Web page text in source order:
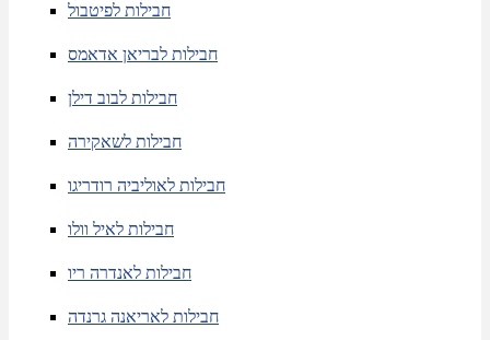
חבילות לפיטבול
חבילות לבריאן אדאמס
חבילות לבוב דילן
חבילות לשאקירה
חבילות לאוליביה רודריגו
חבילות לאיל וולו
חבילות לאנדרה ריו
חבילות לאריאנה גרנדה